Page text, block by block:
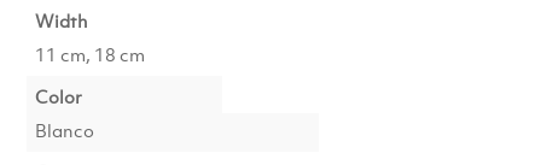
Width
11 cm, 18 cm
Color
Blanco